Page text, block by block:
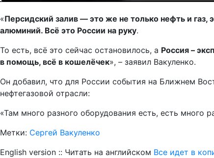
«Персидский залив — это же не только нефть и газ,
алюминий. Всё это России на руку.
То есть, всё это сейчас остановилось, а Россия –
в помощь, всё в кошелёчек», – заявил Вакуленко.
Он добавил, что для России события на Ближнем
нефтегазовой отрасли:
«Там много разного оборудования есть, есть
Метки: Сергей Вакуленко
English version :: Читать на английском Все идет в